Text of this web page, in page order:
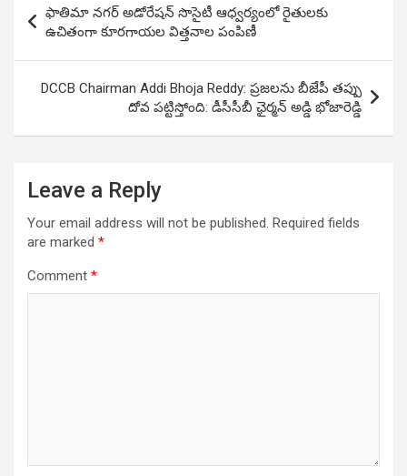
navigation
ఫాతిమా నగర్ అడోరేషన్ సొసైటీ ఆధ్వర్యంలో రైతులకు
ఉచితంగా కూరగాయల విత్తనాల పంపిణీ
DCCB Chairman Addi Bhoja Reddy: ప్ర‌జ‌ల‌ను బీజేపీ త‌ప్పు
దోవ ప‌ట్టిస్తోంది: డీసీసీబీ ఛైర్మ‌న్ అడ్డి భోజారెడ్డి
Leave a Reply
Your email address will not be published. Required fields
are marked *
Comment *